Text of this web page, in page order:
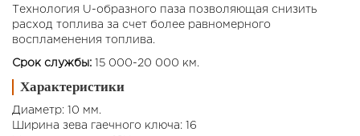
Технология U-образного паза позволяющая снизить
расход топлива за счет более равномерного
воспламенения топлива.
Срок службы: 15 000-20 000 км.
Характеристики
Диаметр: 10 мм.
Ширина зева гаечного ключа: 16